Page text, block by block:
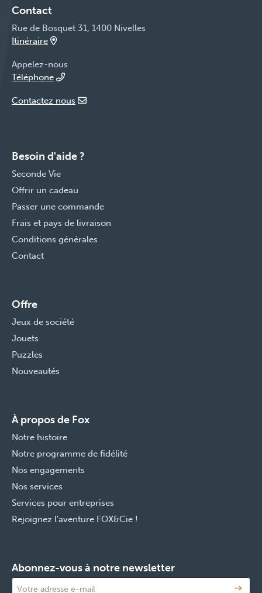
Contact
Rue de Bosquet 31, 1400 Nivelles
Itinéraire
Appelez-nous
Téléphone
Contactez nous
Besoin d'aide ?
Seconde Vie
Offrir un cadeau
Passer une commande
Frais et pays de livraison
Conditions générales
Contact
Offre
Jeux de société
Jouets
Puzzles
Nouveautés
À propos de Fox
Notre histoire
Notre programme de fidélité
Nos engagements
Nos services
Services pour entreprises
Rejoignez l'aventure FOX&Cie !
Abonnez-vous à notre newsletter